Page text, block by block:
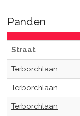
Panden
Straat
Terborchlaan
Terborchlaan
Terborchlaan